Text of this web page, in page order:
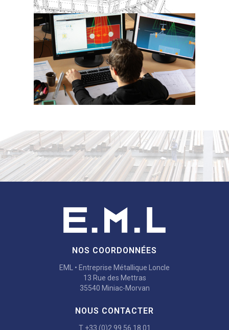
NOS COORDONNÉES
EML • Entreprise Métallique Loncle
13 Rue des Mettras
35540 Miniac-Morvan
NOUS CONTACTER
T +33 (0)2 99 56 18 01